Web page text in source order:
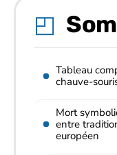
Tableau
chauve-
Mort
entre
européen